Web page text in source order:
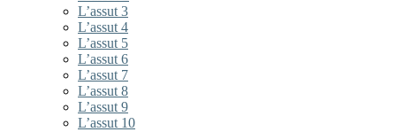
L’assut 3
L’assut 4
L’assut 5
L’assut 6
L’assut 7
L’assut 8
L’assut 9
L’assut 10